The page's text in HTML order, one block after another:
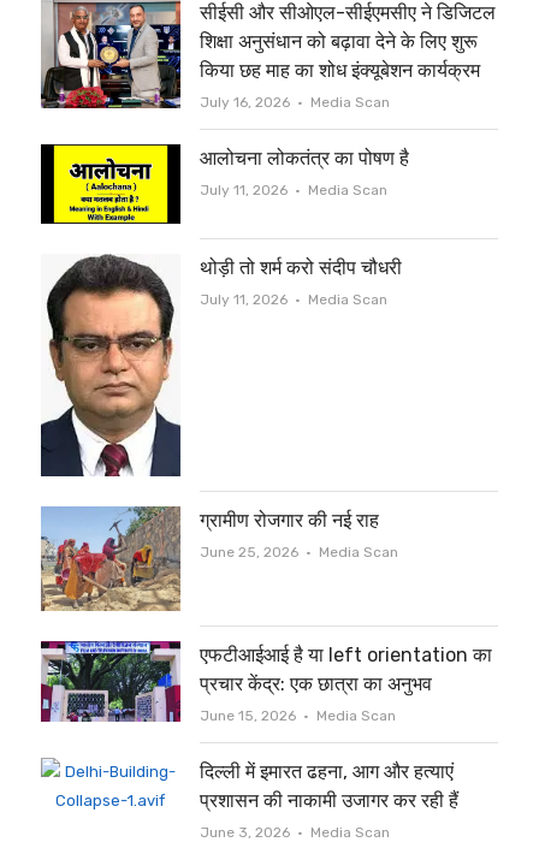
k
सीईसी और सीओएल-सीईएमसीए ने डिजिटल
शिक्षा अनुसंधान को बढ़ावा देने के लिए शुरू
किया छह माह का शोध इंक्यूबेशन कार्यक्रम
July 16, 2026 Author
Media Scan
आलोचना लोकतंत्र का पोषण है
July 11, 2026 Author
Media Scan
थोड़ी तो शर्म करो संदीप चौधरी
July 11, 2026 Author
Media Scan
ग्रामीण रोजगार की नई राह
June 25, 2026 Author
Media Scan
एफटीआईआई है या left orientation का
प्रचार केंद्र: एक छात्रा का अनुभव
June 15, 2026 Author
Media Scan
दिल्ली में इमारत ढहना, आग और हत्याएं
प्रशासन की नाकामी उजागर कर रही हैं
June 3, 2026 Author
Media Scan